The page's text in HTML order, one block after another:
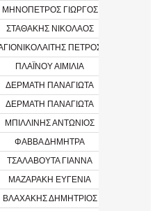
ΜΗΝΟΠΕΤΡΟΣ ΓΙΩΡΓΟΣ
ΣΤΑΘΑΚΗΣ ΝΙΚΟΛΑΟΣ
ΠΕΤΡΟΣ
ΠΛΑΪΝΟΥ ΑΙΜΙΛΙΑ
ΔΕΡΜΑΤΗ ΠΑΝΑΓΙΩΤΑ
ΔΕΡΜΑΤΗ ΠΑΝΑΓΙΩΤΑ
ΜΠΙΛΛΙΝΗΣ ΑΝΤΩΝΙΟΣ
ΦΑΒΒΑ ΔΗΜΗΤΡΑ
ΤΣΑΛΑΒΟΥΤΑ ΓΙΑΝΝΑ
ΜΑΖΑΡΑΚΗ ΕΥΓΕΝΙΑ
ΒΛΑΧΑΚΗΣ ΔΗΜΗΤΡΙΟΣ